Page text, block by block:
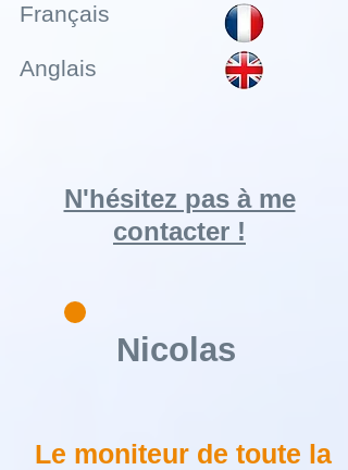
Français
Anglais
N'hésitez pas à me
contacter !
Nicolas
Le moniteur de toute la